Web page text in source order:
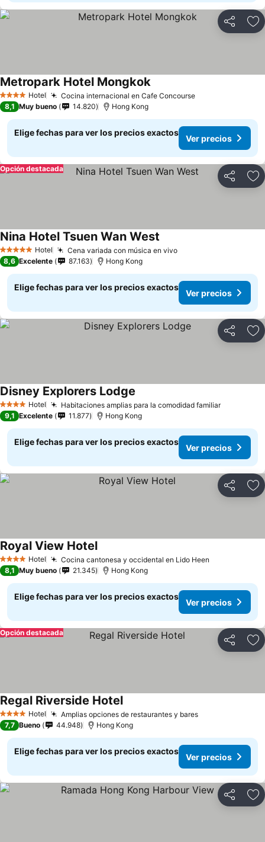
Compartir
4 EstrellasHotel Cocina internacional en Cafe ConcourseVer precios
Metropark Hotel MongkokVer precios
8,1 Muy bueno 14.820 Hong Kong
Elige fechas para ver los precios exactos
Ver precios
Compartir
Opción destacada
5 Estrellas Hotel Cena variada con música en vivoVer precios
Nina Hotel Tsuen Wan West
8,6 Excelente 87.163 Hong Kong
Elige fechas para ver los precios exactos
Ver precios
Compartir
4 EstrellasHotel Habitaciones amplias para la comodidad familiarVer
Disney Explorers Lodge
9,1 Excelente 11.877 Hong Kong
Elige fechas para ver los precios exactos
Ver precios
Compartir
4 EstrellasHotel Cocina cantonesa y occidental en Lido Heen
Royal View HotelVer precios
8,1 Muy bueno 21.345 Hong Kong
Elige fechas para ver los precios exactos
Ver precios
Compartir
Opción destacada
4 EstrellasHotel Amplias opciones de restaurantes y baresVer precios
Regal Riverside HotelVer precios
7,7 Bueno 44.948 Hong Kong
Elige fechas para ver los precios exactos
Ver precios
Compartir